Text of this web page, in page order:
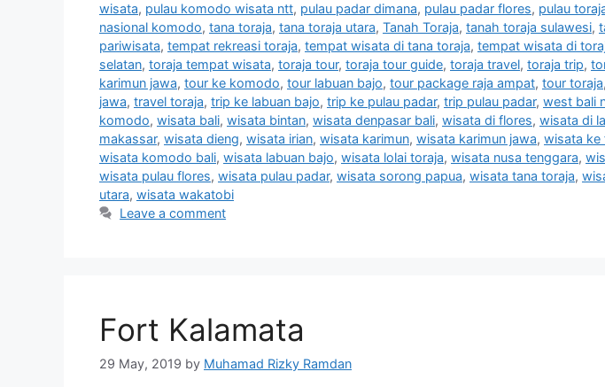
wisata, pulau komodo wisata ntt, pulau padar dimana, pulau padar flores, pulau
nasional komodo, tana toraja, tana toraja utara, Tanah Toraja, tanah toraja sulawesi,
pariwisata, tempat rekreasi toraja, tempat wisata di tana toraja, tempat wisata di
selatan, toraja tempat wisata, toraja tour, toraja tour guide, toraja travel, toraja trip,
karimun jawa, tour ke komodo, tour labuan bajo, tour package raja ampat, tour toraja,
jawa, travel toraja, trip ke labuan bajo, trip ke pulau padar, trip pulau padar, west bali
komodo, wisata bali, wisata bintan, wisata denpasar bali, wisata di flores, wisata di
makassar, wisata dieng, wisata irian, wisata karimun, wisata karimun jawa, wisata ke
wisata komodo bali, wisata labuan bajo, wisata lolai toraja, wisata nusa tenggara,
wisata pulau flores, wisata pulau padar, wisata sorong papua, wisata tana toraja,
utara, wisata wakatobi
Leave a comment
Fort Kalamata
29 May, 2019 by Muhamad Rizky Ramdan